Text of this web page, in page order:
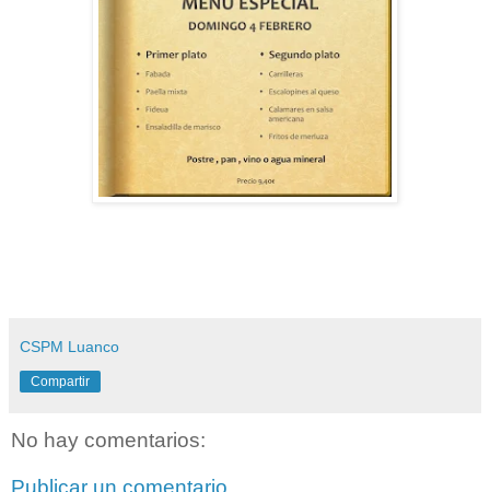
CSPM Luanco
Compartir
No hay comentarios:
Publicar un comentario